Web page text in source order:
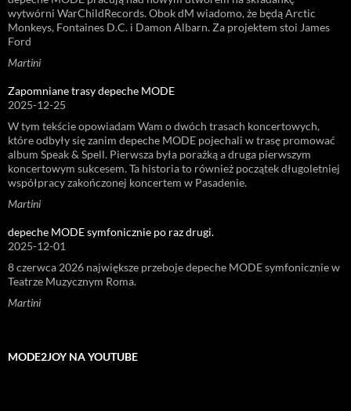
wytwórni WarChildRecords. Obok dM wiadomo, że będą Arctic
Monkeys, Fontaines D.C. i Damon Albarn. Za projektem stoi James
Ford
Martini
Zapomniane trasy depeche MODE
2025-12-25
W tym tekście opowiadam Wam o dwóch trasach koncertowych,
które odbyły się zanim depeche MODE pojechali w trasę promować
album Speak & Spell. Pierwsza była porażką a druga pierwszym
koncertowym sukcesem. Ta historia to również początek długoletniej
współpracy zakończonej koncertem w Pasadenie.
Martini
depeche MODE symfonicznie po raz drugi.
2025-12-01
8 czerwca 2026 największe przeboje depeche MODE symfonicznie w
Teatrze Muzycznym Roma.
Martini
MODE2JOY NA YOUTUBE